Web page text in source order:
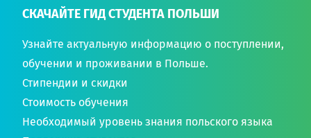
СКАЧАЙТЕ ГИД СТУДЕНТА ПОЛЬШИ
Узнайте актуальную информацию о поступлении,
обучении и проживании в Польше.
Стипендии и скидки
Стоимость обучения
Необходимый уровень знания польского языка